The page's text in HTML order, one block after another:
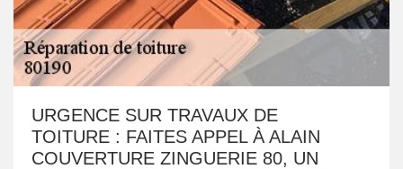
URGENCE SUR TRAVAUX DE
TOITURE : FAITES APPEL À ALAIN
COUVERTURE ZINGUERIE 80, UN